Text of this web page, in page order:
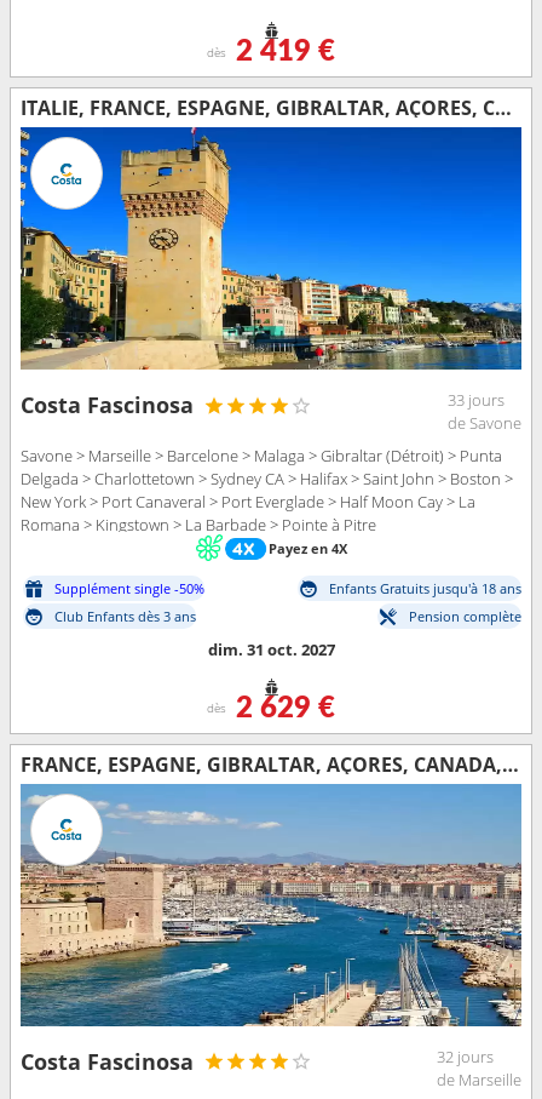
dès 2 419 €
ITALIE, FRANCE, ESPAGNE, GIBRALTAR, AÇORES, CANADA, ÉTATS-UNIS, FLORIDE (USA), RÉP.DOMINICAINE, ANTILLES
Costa Fascinosa
33 jours
de Savone
Savone > Marseille > Barcelone > Malaga > Gibraltar (Détroit) > Punta
Delgada > Charlottetown > Sydney CA > Halifax > Saint John > Boston >
New York > Port Canaveral > Port Everglade > Half Moon Cay > La
Romana > Kingstown > La Barbade > Pointe à Pitre
Payez en 4X
Supplément single -50%
Enfants Gratuits jusqu'à 18 ans
Club Enfants dès 3 ans
Pension complète
dim. 31 oct. 2027
dès 2 629 €
FRANCE, ESPAGNE, GIBRALTAR, AÇORES, CANADA, ÉTATS-UNIS, FLORIDE (USA), RÉP.DOMINICAINE, ANTILLES
Costa Fascinosa
32 jours
de Marseille